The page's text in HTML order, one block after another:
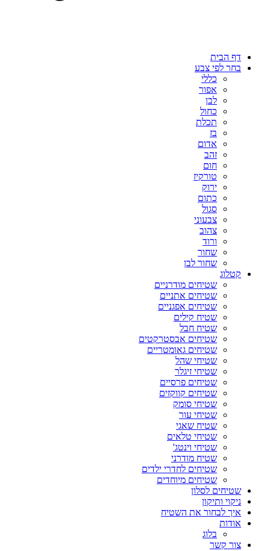
דף הבית
בחר לפי צבע
כללי
אפור
לבן
כחול
תכלת
בז
אדום
זהב
חום
טורקיז
ירוק
כתום
סגול
צבעוני
צהוב
ורוד
שחור
שחור לבן
קטלוג
שטיחים מודרניים
שטיחים אתניים
שטיחים אפגניים
שטיח קילים
שטיח חבל
שטיחים אבסטרקטים
שטיחים גאומטריים
שטיחי שהל
שטיחי זיגלר
שטיחים פרסיים
שטיחים קווקזים
שטיחי סומק
שטיחי עור
שטיח שאגי
שטיחי טלאים
שטיחי וינטג'
שטיח מודרני
שטיחים לחדרי ילדים
שטיחים מיוחדים
שטיחים לסלון
ניקוי ותיקון
איך לבחור את השטיח
אודות
בלוג
צור קשר